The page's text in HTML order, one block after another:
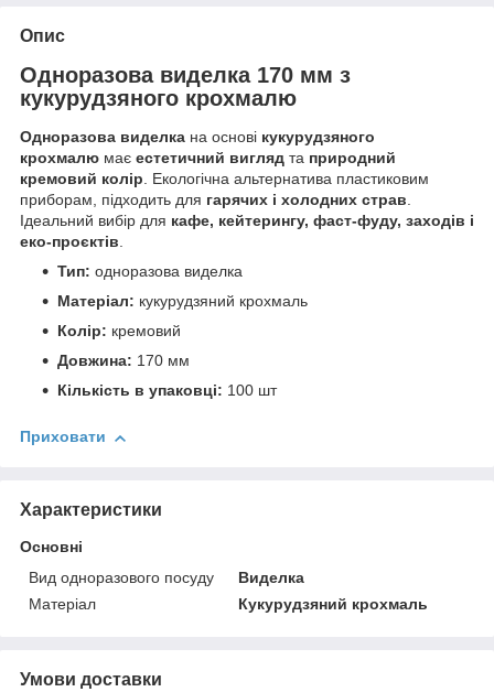
Опис
Одноразова виделка 170 мм з
кукурудзяного крохмалю
Одноразова виделка на основі кукурудзяного
крохмалю має естетичний вигляд та природний
кремовий колір. Екологічна альтернатива пластиковим
приборам, підходить для гарячих і холодних страв.
Ідеальний вибір для кафе, кейтерингу, фаст-фуду, заходів і
еко-проєктів.
Тип: одноразова виделка
Матеріал: кукурудзяний крохмаль
Колір: кремовий
Довжина: 170 мм
Кількість в упаковці: 100 шт
Приховати
Характеристики
Основні
Вид одноразового посуду
Виделка
Матеріал
Кукурудзяний крохмаль
Умови доставки